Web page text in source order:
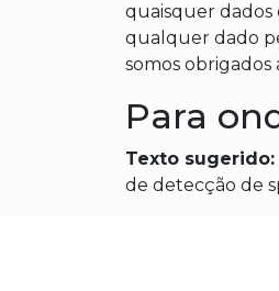
quaisquer dados
qualquer dado
somos obrigados
Para
Texto sugerido:
de detecção de